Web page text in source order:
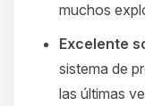
muchos
Excelente
sistema de
las últimas